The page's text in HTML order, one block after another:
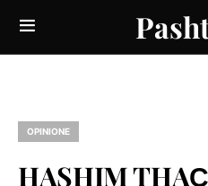
OPINIONE
HASHIM